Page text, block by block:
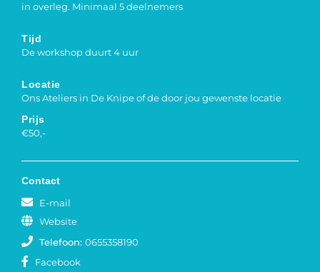
in overleg. Minimaal 5 deelnemers
Tijd
De workshop duurt 4 uur
Locatie
Ons Ateliers in De Knipe of de door jou gewenste locatie
Prijs
€50,-
Contact
E-mail
Website
Telefoon: 0655358190
Facebook